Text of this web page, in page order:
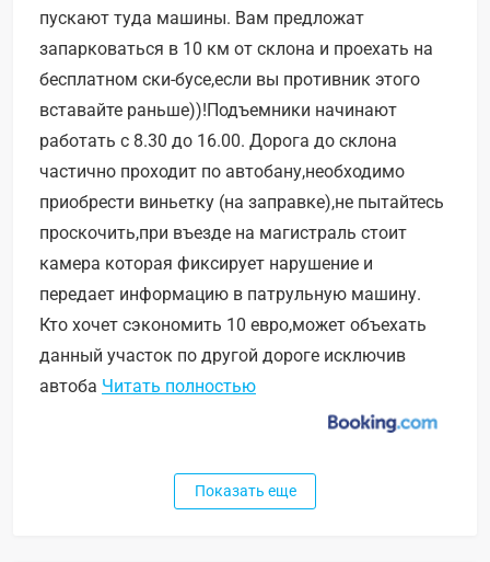
пускают туда машины. Вам предложат
запарковаться в 10 км от склона и проехать на
бесплатном ски-бусе,если вы противник этого
вставайте раньше))!Подъемники начинают
работать с 8.30 до 16.00. Дорога до склона
частично проходит по автобану,необходимо
приобрести виньетку (на заправке),не пытайтесь
проскочить,при въезде на магистраль стоит
камера которая фиксирует нарушение и
передает информацию в патрульную машину.
Кто хочет сэкономить 10 евро,может объехать
данный участок по другой дороге исключив
автоба Читать полностью
Показать еще